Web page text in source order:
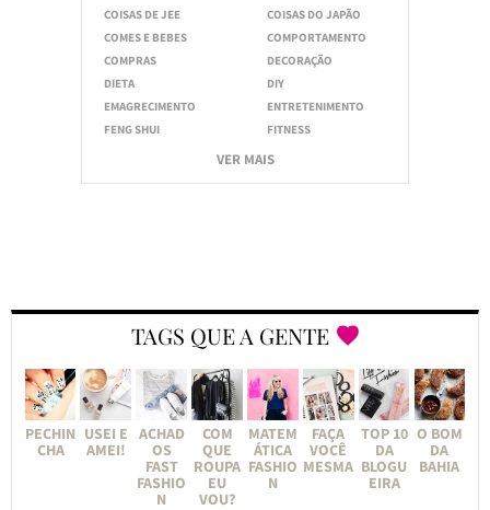
COISAS DE JEE
COISAS DO JAPÃO
COMES E BEBES
COMPORTAMENTO
COMPRAS
DECORAÇÃO
DIETA
DIY
EMAGRECIMENTO
ENTRETENIMENTO
FENG SHUI
FITNESS
VER MAIS
TAGS QUE A GENTE
PECHIN
CHA
USEI E
AMEI!
ACHAD
OS
FAST
FASHIO
N
COM
QUE
ROUPA
EU
VOU?
MATEM
ÁTICA
FASHIO
N
FAÇA
VOCÊ
MESMA
TOP 10
DA
BLOGU
EIRA
O BOM
DA
BAHIA